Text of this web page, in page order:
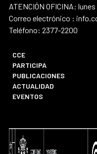
ATENCIÓN OFICINA:
Correo electrónico :
Teléfono: 2377-2200
CCE
PARTICIPA
PUBLICACIONES
ACTUALIDAD
EVENTOS